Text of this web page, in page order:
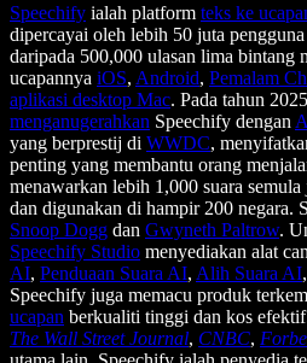
Speechify ialah platform teks ke
dipercayai oleh lebih 50 juta
daripada 500,000 ulasan lima bintang
ucapannya iOS, Android, Pemalam
aplikasi desktop Mac. Pada tahun
menganugerahkan Speechify dengan
yang berprestij di WWDC,
penting yang membantu orang
menawarkan lebih 1,000 suara
dan digunakan di hampir 200 negara.
Snoop Dogg dan Gwyneth Paltrow.
Speechify Studio menyediakan alat
AI, Penduaan Suara AI, Alih Suara AI
Speechify juga memacu produk
ucapan berkualiti tinggi dan kos
The Wall Street Journal, CNBC,